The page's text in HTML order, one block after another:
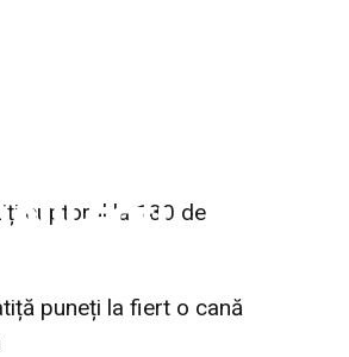
cuptorul la 180 de
puneți la fiert o cană